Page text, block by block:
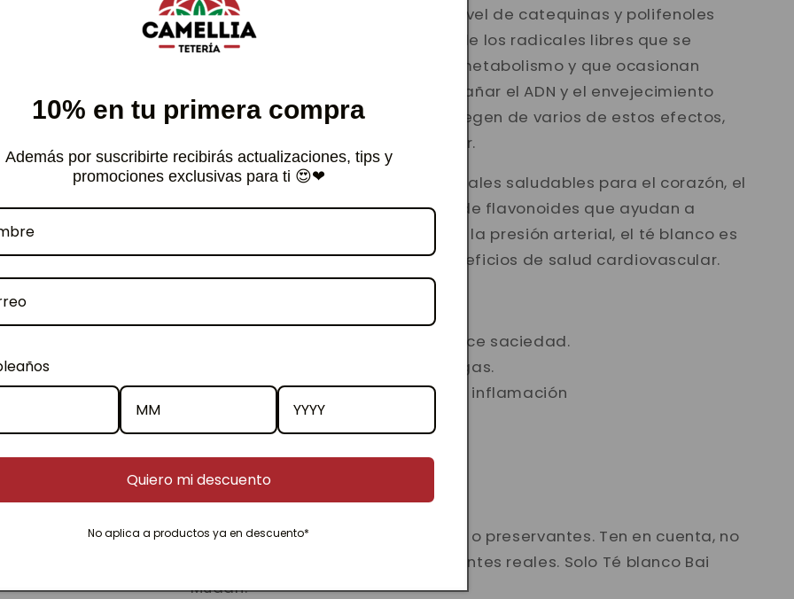
antioxidante, es el que más alto nivel de catequinas y polifenoles
presenta, protegen el organismo de los radicales libres que se
producen libremente por nuestro metabolismo y que ocasionan
muchos procesos dañinos como dañar el ADN y el envejecimiento
celular. Los antioxidantes nos protegen de varios de estos efectos,
como la diabetes tipo II o el cáncer.
Al igual que muchas frutas y vegetales saludables para el corazón, el
té blanco tiene un alto contenido de flavonoides que ayudan a
disminuir la hipertensión. Al reducir la presión arterial, el té blanco es
útil para una amplia gama de beneficios de salud cardiovascular.
Ayuda a bajar de peso, produce saciedad.
Mejora tu piel y previene arrugas.
Regula el sistema inmune y la inflamación
Antibacterial
Bajo contenido de Cafeína
100% natural, sin esencias, aditivos o preservantes. Ten en cuenta, no
es té aromatizado, posee ingredientes reales. Solo Té blanco Bai
Mudan.
10% en tu primera compra
Además por suscribirte recibirás actualizaciones, tips y
promociones exclusivas para ti 😍❤
Quiero mi descuento
No aplica a productos ya en descuento*